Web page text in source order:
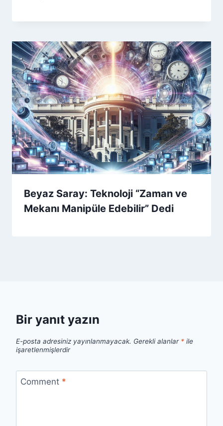
Beyaz Saray: Teknoloji “Zaman ve
Mekanı Manipüle Edebilir” Dedi
Bir yanıt yazın
E-posta adresiniz yayınlanmayacak. Gerekli alanlar * ile
işaretlenmişlerdir
Comment *